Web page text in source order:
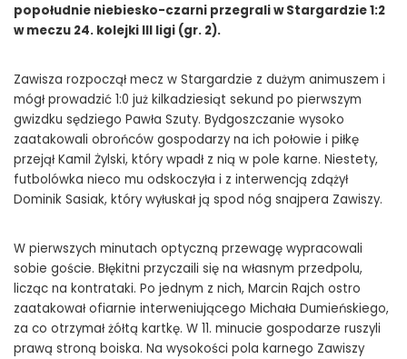
popołudnie niebiesko-czarni przegrali w Stargardzie 1:2
w meczu 24. kolejki III ligi (gr. 2).
Zawisza rozpoczął mecz w Stargardzie z dużym animuszem i
mógł prowadzić 1:0 już kilkadziesiąt sekund po pierwszym
gwizdku sędziego Pawła Szuty. Bydgoszczanie wysoko
zaatakowali obrońców gospodarzy na ich połowie i piłkę
przejął Kamil Żylski, który wpadł z nią w pole karne. Niestety,
futbolówka nieco mu odskoczyła i z interwencją zdążył
Dominik Sasiak, który wyłuskał ją spod nóg snajpera Zawiszy.
W pierwszych minutach optyczną przewagę wypracowali
sobie goście. Błękitni przyczaili się na własnym przedpolu,
licząc na kontrataki. Po jednym z nich, Marcin Rajch ostro
zaatakował ofiarnie interweniującego Michała Dumieńskiego,
za co otrzymał żółtą kartkę. W 11. minucie gospodarze ruszyli
prawą stroną boiska. Na wysokości pola karnego Zawiszy